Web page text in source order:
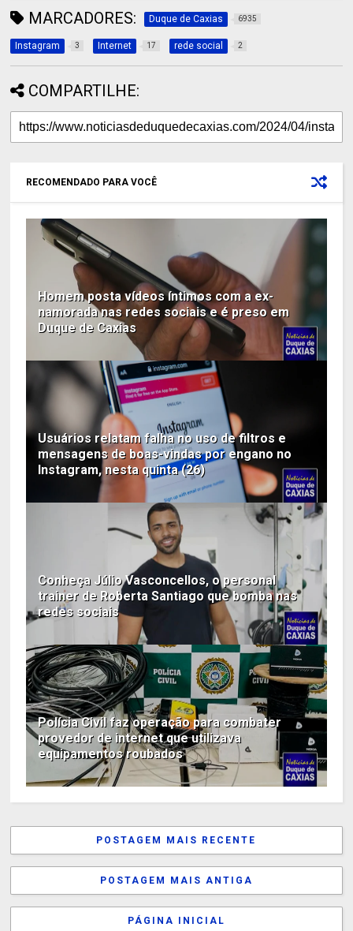
MARCADORES: Duque de Caxias 6935
Instagram 3 Internet 17 rede social 2
COMPARTILHE:
RECOMENDADO PARA VOCÊ
Homem posta vídeos íntimos com a ex-
namorada nas redes sociais e é preso em
Duque de Caxias
Usuários relatam falha no uso de filtros e
mensagens de boas-vindas por engano no
Instagram, nesta quinta (26)
Conheça Júlio Vasconcellos, o personal
trainer de Roberta Santiago que bomba nas
redes sociais
Polícia Civil faz operação para combater
provedor de internet que utilizava
equipamentos roubados
POSTAGEM MAIS RECENTE
POSTAGEM MAIS ANTIGA
PÁGINA INICIAL